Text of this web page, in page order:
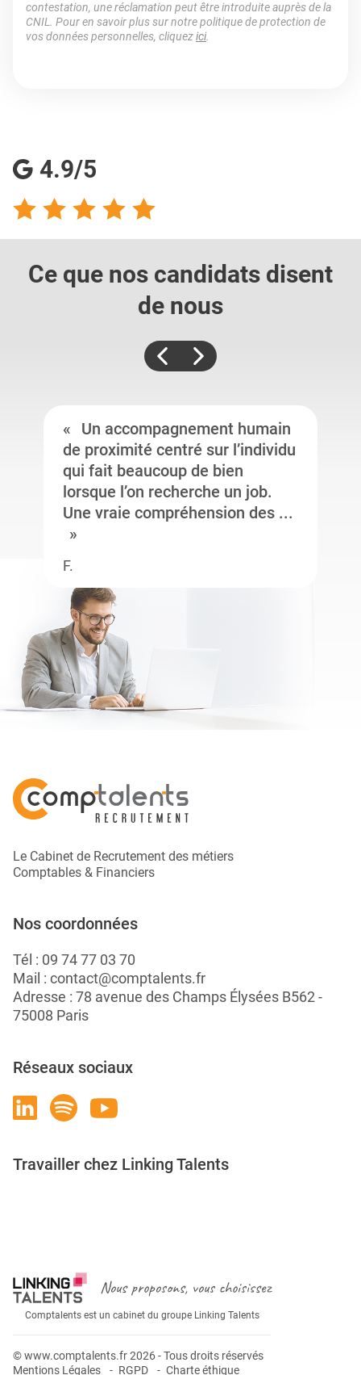
contestation, une réclamation peut être introduite auprès de la
CNIL. Pour en savoir plus sur notre politique de protection de
vos données personnelles, cliquezici.
4.9/5
Ce que nos candidats disent
de nous
Un accompagnement humain
de proximité centré sur l’individu
qui fait beaucoup de bien
lorsque l’on recherche un job.
Une vraie compréhension des ...
F.
Le Cabinet de Recrutement des métiers
Comptables & Financiers
Nos coordonnées
Tél : 09 74 77 03 70
Mail : contact@comptalents.fr
Adresse : 78 avenue des Champs Élysées B562 -
75008 Paris
Réseaux sociaux
Travailler chez Linking Talents
Nous proposons, vous choisissez
Comptalents est un cabinet du groupe Linking Talents
© www.comptalents.fr 2026 - Tous droits réservés
Mentions Légales
RGPD Charte éthique